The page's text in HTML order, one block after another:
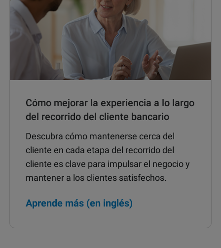
Cómo mejorar la experiencia a lo largo
del recorrido del cliente bancario
Descubra cómo mantenerse cerca del
cliente en cada etapa del recorrido del
cliente es clave para impulsar el negocio y
mantener a los clientes satisfechos.
Aprende más (en inglés)